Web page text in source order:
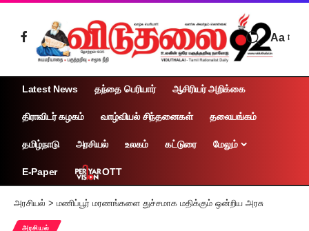
Aa
Latest News தந்தை பெரியார் ஆசிரியர் அறிக்கை
திராவிடர் கழகம் வாழ்வியல் சிந்தனைகள் தலையங்கம்
தமிழ்நாடு அரசியல் உலகம் கட்டுரை மேலும்
E-Paper OTT
அரசியல் > மணிப்பூர் மரணங்களை துச்சமாக மதிக்கும் ஒன்றிய அரசு
அரசியல்